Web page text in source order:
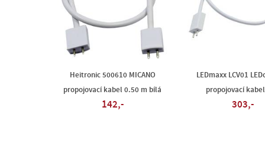
Heitronic 500610 MICANO
propojovací kabel 0.50 m bílá
142,-
LEDmaxx LCV01
propojovací
303,-